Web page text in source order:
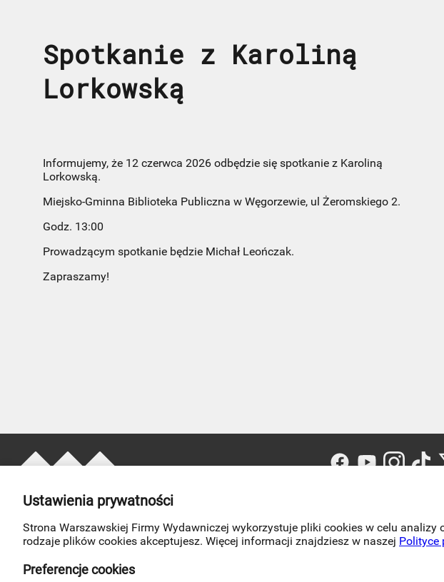
Spotkanie z Karoliną
Lorkowską
Informujemy, że 12 czerwca 2026 odbędzie się spotkanie z Karoliną
Lorkowską.
Miejsko-Gminna Biblioteka Publiczna w Węgorzewie, ul Żeromskiego 2.
Godz. 13:00
Prowadzącym spotkanie będzie Michał Leończak.
Zapraszamy!
Aktualności
Ustawienia prywatności
Strona Warszawskiej Firmy Wydawniczej wykorzystuje pliki cookies w celu
rodzaje plików cookies akceptujesz. Więcej informacji znajdziesz w naszej Polityce
Preferencje cookies